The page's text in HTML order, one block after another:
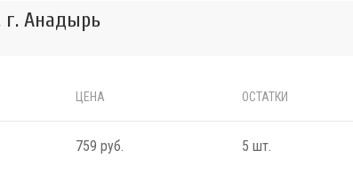
г. Анадырь
ЦЕНА ОСТАТКИ
759 руб. 5 шт.